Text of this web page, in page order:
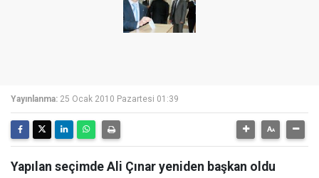
Yayınlanma: 25 Ocak 2010 Pazartesi 01:39
Yapılan seçimde Ali Çınar yeniden başkan oldu